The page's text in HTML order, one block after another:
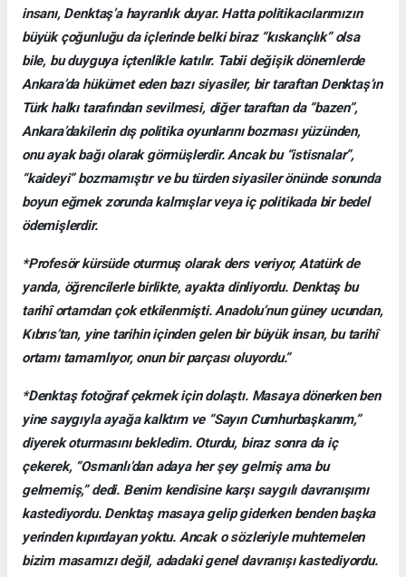
insanı, Denktaş’a hayranlık duyar. Hatta politikacılarımızın
büyük çoğunluğu da içlerinde belki biraz “kıskançlık” olsa
bile, bu duyguya içtenlikle katılır. Tabii değişik dönemlerde
Ankara’da hükümet eden bazı siyasiler, bir taraftan Denktaş’ın
Türk halkı tarafından sevilmesi, diğer taraftan da “bazen”,
Ankara’dakilerin dış politika oyunlarını bozması yüzünden,
onu ayak bağı olarak görmüşlerdir. Ancak bu “istisnalar”,
“kaideyi” bozmamıştır ve bu türden siyasiler önünde sonunda
boyun eğmek zorunda kalmışlar veya iç politikada bir bedel
ödemişlerdir.
*Profesör kürsüde oturmuş olarak ders veriyor, Atatürk de
yanda, öğrencilerle birlikte, ayakta dinliyordu. Denktaş bu
tarihî ortamdan çok etkilenmişti. Anadolu’nun güney ucundan,
Kıbrıs’tan, yine tarihin içinden gelen bir büyük insan, bu tarihî
ortamı tamamlıyor, onun bir parçası oluyordu.”
*Denktaş fotoğraf çekmek için dolaştı. Masaya dönerken ben
yine saygıyla ayağa kalktım ve “Sayın Cumhurbaşkanım,”
diyerek oturmasını bekledim. Oturdu, biraz sonra da iç
çekerek, “Osmanlı’dan adaya her şey gelmiş ama bu
gelmemiş,” dedi. Benim kendisine karşı saygılı davranışımı
kastediyordu. Denktaş masaya gelip giderken benden başka
yerinden kıpırdayan yoktu. Ancak o sözleriyle muhtemelen
bizim masamızı değil, adadaki genel davranışı kastediyordu.